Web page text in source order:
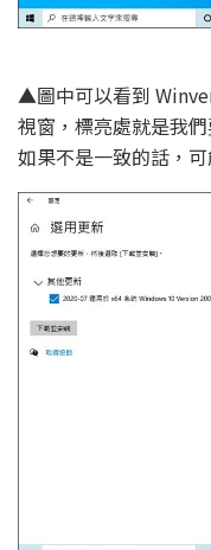
▲圖中可以看到
視窗，標亮處就是我
如果不是一致的話，